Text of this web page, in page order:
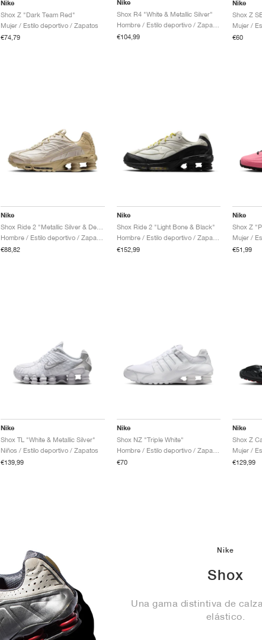
Nike
Shox
Una gama distintiva de
elástico.
Nike
Shox Z "Dark Team Red"
Mujer / Estilo deportivo / Zapatos
€74,79
Nike
Shox R4 "White & Metallic Silver"
€104,99
Nike
Shox Z
Mujer /
€60
Nike
Shox Ride 2 "Metallic Silver & Desert Khaki"
€88,82
Nike
Shox Ride 2 "Light Bone & Black"
€152,99
Nike
Shox Z
Mujer /
€51,99
Nike
Shox TL "White & Metallic Silver"
Niños / Estilo deportivo / Zapatos
€139,99
Nike
Shox NZ "Triple White"
€70
Nike
Shox Z
Mujer /
€129,99